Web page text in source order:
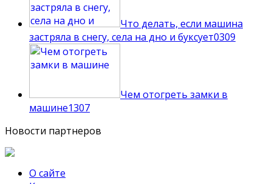
Что делать, если машина
застряла в снегу, села на дно и буксует0309
Чем отогреть замки в
машине1307
Новости партнеров
О сайте